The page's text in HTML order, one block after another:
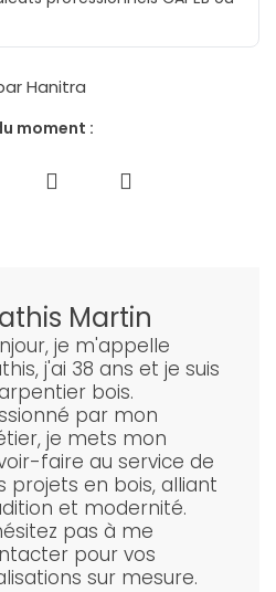
Hanitra
moment :
Martin
je m'appelle
j'ai 38 ans et je suis
bois.
par mon
je mets mon
faire au service de
projets en bois, alliant
et modernité.
pas à me
pour vos
sur mesure.